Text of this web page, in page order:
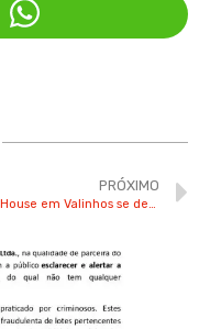
PRÓXIMO
Moving House em Valinhos se destaca como revolucionária no ramo imobiliário